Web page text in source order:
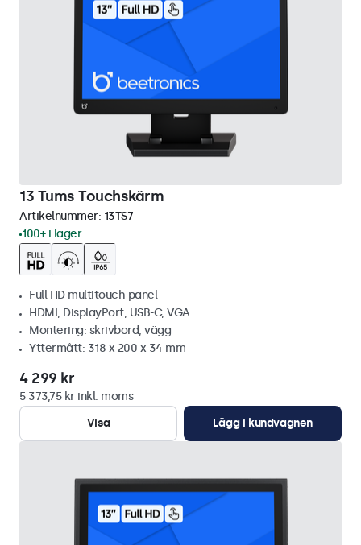
13 Tums Touchskärm
Artikelnummer: 13TS7
100+ i lager
Full HD multitouch panel
HDMI, DisplayPort, USB-C, VGA
Montering: skrivbord, vägg
Yttermått: 318 x 200 x 34 mm
4 299 kr
5 373,75 kr inkl. moms
Visa
Lägg i kundvagnen